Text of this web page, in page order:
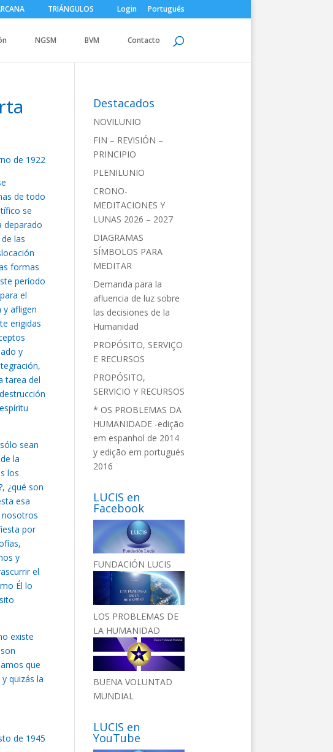
TRIÁNGULOS Login Portugués
NGSM BVM Contacto
de 1922
de todo
se
deparado
las
formas
período
el
y afligen
erigidas
y
tarea del
sean
la
los
¿qué son
esa
nosotros
por
y
el
Él lo
existe
que
quizás la
de 1945
Destacados
NOVILUNIO
FIN – REVISIÓN –
PRINCIPIO
PLENILUNIO
CRONO-
MEDITACIONES Y
LUNAS 2026 – 2027
DIAGRAMAS
SÍMBOLOS PARA
MEDITAR
Demanda para la
afluencia de luz sobre
las decisiones de la
Humanidad
PROPÓSITO, SERVIÇO
E RECURSOS
PROPÓSITO,
SERVICIO Y RECURSOS
* OS PROBLEMAS DA
HUMANIDADE -edição
em espanhol de 2014
y edição em portugués
2016
LUCIS en
Facebook
FUNDACIÓN LUCIS
LOS PROBLEMAS DE
LA HUMANIDAD
BUENA VOLUNTAD
MUNDIAL
LUCIS en
YouTube